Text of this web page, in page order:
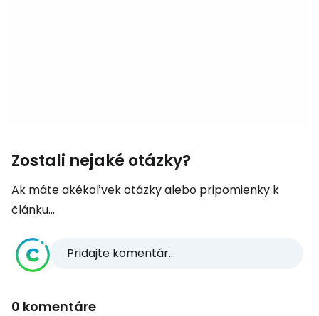
Zostali nejaké otázky?
Ak máte akékoľvek otázky alebo pripomienky k
článku...
Pridajte komentár...
0 komentáre